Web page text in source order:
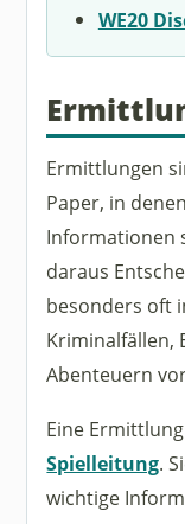
WE20
Ermittlungen
Paper, in
Informationen
daraus
besonders oft
Kriminalfällen,
Abenteuern
Eine
Spielleitung.
wichtige